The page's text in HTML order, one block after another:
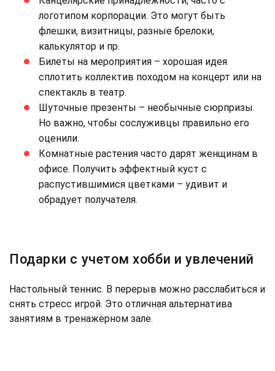
логотипом корпорации. Это могут быть
флешки, визитницы, разные брелоки,
калькулятор и пр.
Билеты на мероприятия – хорошая идея
сплотить коллектив походом на концерт или на
спектакль в театр.
Шуточные презенты – необычные сюрпризы.
Но важно, чтобы сослуживцы правильно его
оценили.
Комнатные растения часто дарят женщинам в
офисе. Получить эффектный куст с
распустившимися цветками – удивит и
обрадует получателя.
Подарки с учетом хобби и увлечений
Настольный теннис. В перерыв можно расслабиться и
снять стресс игрой. Это отличная альтернатива
занятиям в тренажёрном зале.